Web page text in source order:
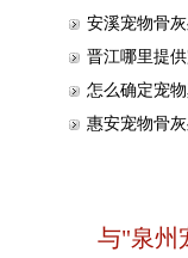
安溪宠物骨
晋江哪里提
怎么确定宠
惠安宠物骨
与"泉州